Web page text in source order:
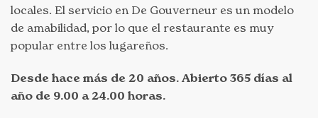
locales. El servicio en De Gouverneur es un modelo
de amabilidad, por lo que el restaurante es muy
popular entre los lugareños.
Desde hace más de 20 años. Abierto 365 días al
año de 9.00 a 24.00 horas.